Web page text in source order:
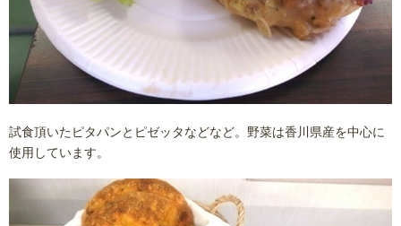
試食頂いたピタパンとピゼッタなどなど。野菜は香川県産を中心に
使用しています。